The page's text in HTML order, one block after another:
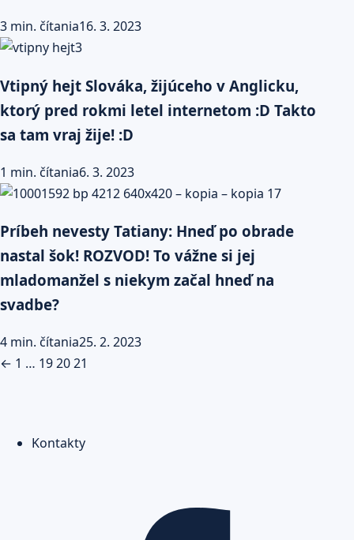
3 min. čítania16. 3. 2023
Vtipný hejt Slováka, žijúceho v Anglicku,
ktorý pred rokmi letel internetom :D Takto
sa tam vraj žije! :D
1 min. čítania6. 3. 2023
Príbeh nevesty Tatiany: Hneď po obrade
nastal šok! ROZVOD! To vážne si jej
mladomanžel s niekym začal hneď na
svadbe?
4 min. čítania25. 2. 2023
Stránkovanie
← 1 … 192021
Kontakty